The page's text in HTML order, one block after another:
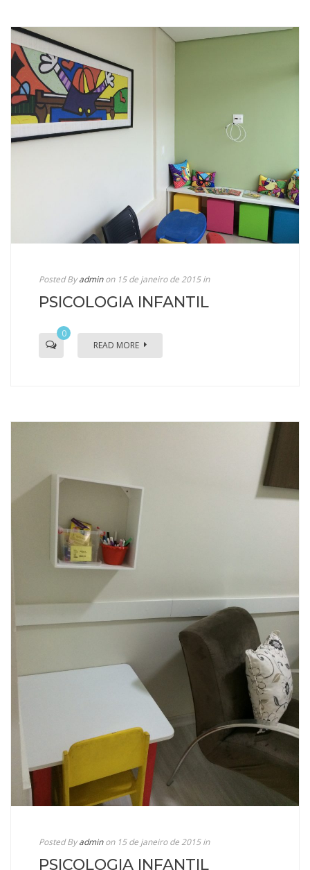
Posted Byadmin on 15 de janeiro de 2015in
PSICOLOGIA INFANTIL
0
READ MORE
Posted Byadmin on 15 de janeiro de 2015in
PSICOLOGIA INFANTIL